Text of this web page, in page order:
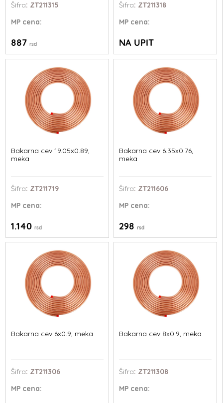
Šifra: ZT211315
MP cena:
887rsd
Šifra: ZT211318
MPcena:
NA UPIT
Bakarna cev 19.05x0.89,
meka
Šifra: ZT211719
MP cena:
1.140rsd
Bakarna cev 6.35x0.76,
meka
Šifra: ZT211606
MPcena:
298 rsd
Bakarna cev 6x0.9, meka
Šifra: ZT211306
MP cena:
Bakarna cev 8x0.9, meka
Šifra: ZT211308
MPcena: